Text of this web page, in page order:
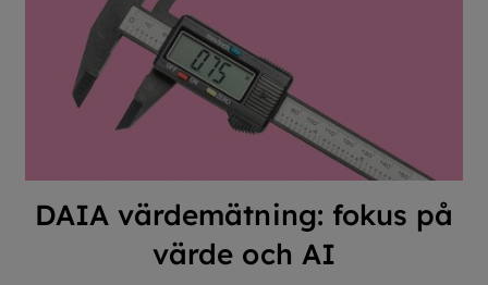
DAIA värdemätning: fokus på
värde och AI